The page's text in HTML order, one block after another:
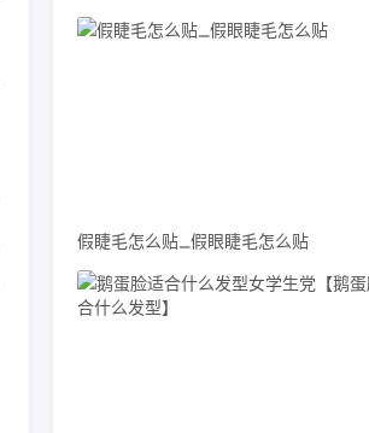
假睫毛怎么贴_假眼睫毛怎么贴